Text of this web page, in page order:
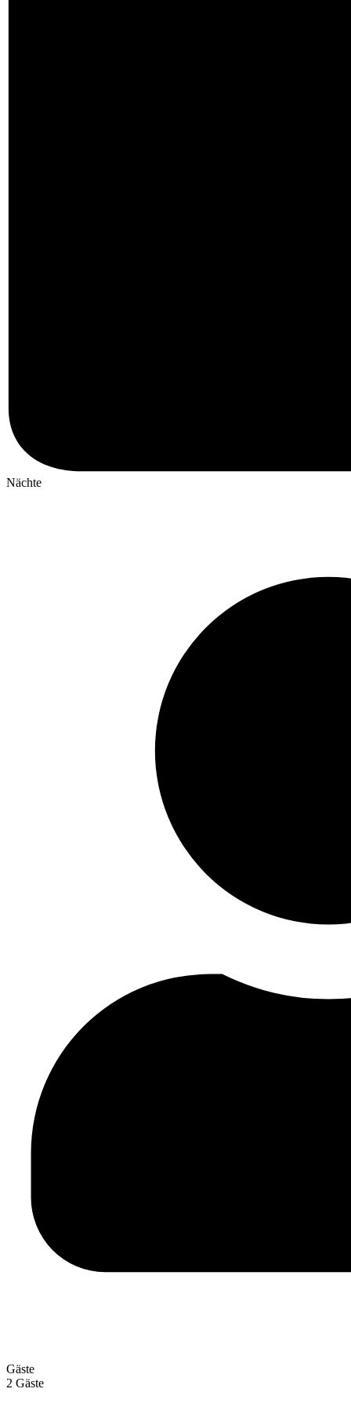
Nächte
Gäste
2 Gäste